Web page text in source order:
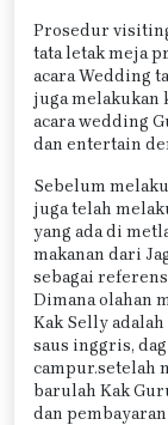
Prosedur
tata letak meja
acara Wedding
juga melakukan
acara wedding
dan entertain
Sebelum
juga telah
yang ada di
makanan dari
sebagai
Dimana olahan
Kak Selly
saus inggris,
campur.setelah
barulah Kak
dan pembayaran